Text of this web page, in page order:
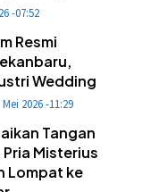
-07:52
Resmi
Wedding
Mei 2026 -11:29
Tangan
Misterius
Lompat ke